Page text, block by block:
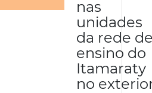
nas
unidades
da rede
ensino do
Itamaraty
no